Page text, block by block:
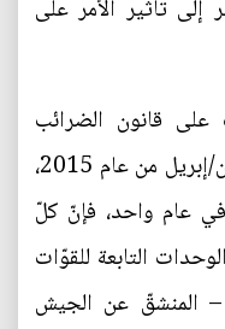
إلى تأثير الأمر على
قانون الضرائب
المصريّة رقم 96/2015، في نيسان/إبريل من عام 2015،
عام واحد، فإنّ كلّ
التابعة للقوّات
– المنشقّ عن الجيش